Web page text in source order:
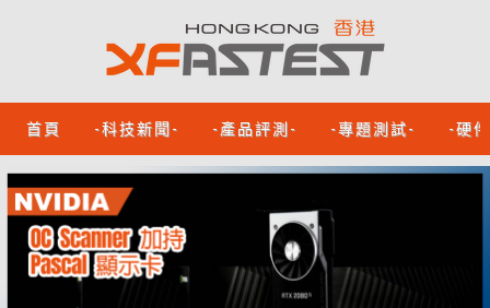
首頁 -科技新聞- -產品評測- -專題測試- -硬